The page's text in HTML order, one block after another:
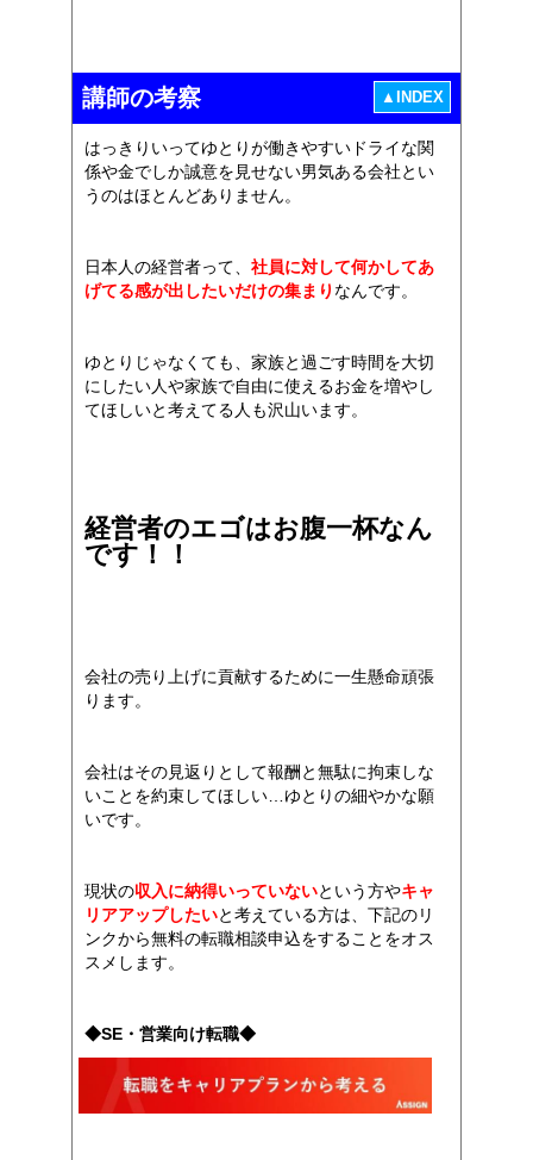
講師の考察 ▲INDEX
はっきりいってゆとりが働きやすいドライな関
係や金でしか誠意を見せない男気ある会社とい
うのはほとんどありません。
日本人の経営者って、 社員に対して何かしてあ
げてる感が出したいだけの集まり なんです。
ゆとりじゃなくても、家族と過ごす時間を大切
にしたい人や家族で自由に使えるお金を増やし
てほしいと考えてる人も沢山います。
経営者のエゴはお腹一杯なん
です！！
会社の売り上げに貢献するために一生懸命頑張
ります。
会社はその見返りとして報酬と無駄に拘束しな
いことを約束してほしい…ゆとりの細やかな願
いです。
現状の収入に納得いっていないという方やキャ
リアアップしたいと考えている方は、下記のリ
ンクから無料の転職相談申込をすることをオス
スメします。
◆SE・営業向け転職◆